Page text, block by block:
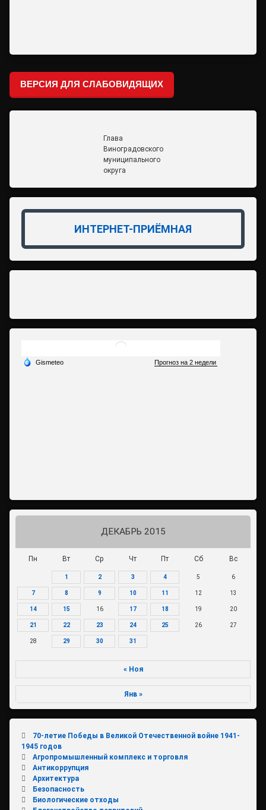
ВЕРСИЯ ДЛЯ СЛАБОВИДЯЩИХ
Глава
Виноградовского
муниципального
округа
ИНТЕРНЕТ-ПРИЁМНАЯ
ДЕКАБРЬ 2015
Пн Вт Ср Чт Пт Сб Вс
1 2 3 4 5 6
7 8 9 10 11 12 13
14 15 16 17 18 19 20
21 22 23 24 25 26 27
28 29 30 31
« Ноя
Янв »
70-летие Победы в Великой Отечественной войне 1941-
1945 годов
Агропромышленный комплекс и торговля
Антикоррупция
Архитектура
Безопасность
Биологические отходы